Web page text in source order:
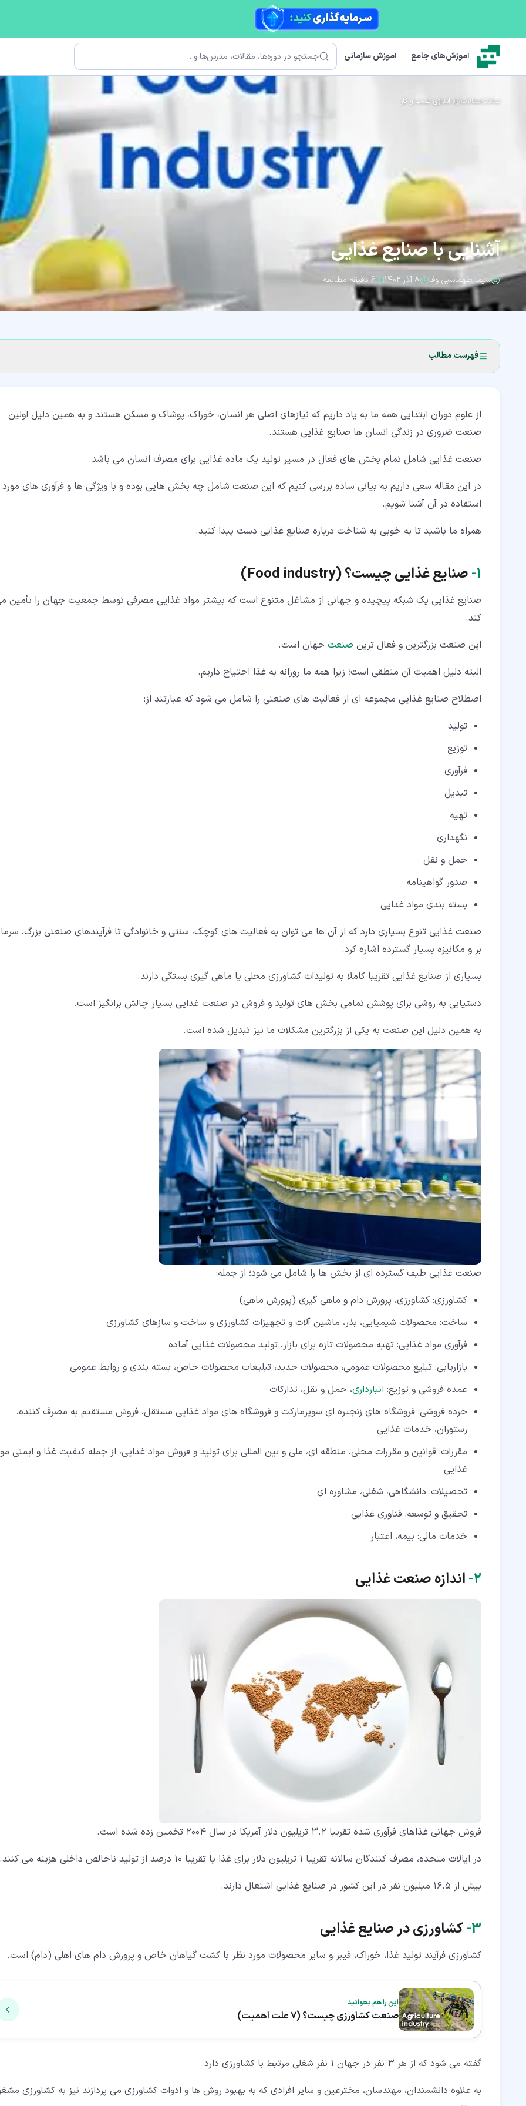
آموزش‌های جامع آموزش سازمانی جستجو
نماتک /مقالات/راه اندازی کسب و کار
آشنایی با صنایع غذایی
سیما طهماسبی وفا ۸ آذر ۱۴۰۲ ۶ دقیقه مطالعه
فهرست مطالب
۲‏- اندازه صنعت غذایی
۴‏- فرآوری مواد غذایی در صنایع غذایی
۴‏-‏۱‏- تولید یک بار مصرف
۴‏-‏۲‏- تولید دسته ای
۴‏-‏۳‏- تولید انبوه
۵‏- فناوری های صنایع غذایی
۶‏- کار و تحصیل در رشته صنایع غذایی
از علوم دوران ابتدایی همه ما به یاد داریم که نیازهای اصلی هر انسان، خوراک، پوشاک و مسکن هستند و به همین دلیل اولین
صنعت ضروری در زندگی انسان ها صنایع غذایی هستند.
صنعت غذایی شامل تمام بخش های فعال در مسیر تولید یک ماده غذایی برای مصرف انسان می باشد.
در این مقاله سعی داریم به بیانی ساده بررسی کنیم که این صنعت شامل چه بخش هایی بوده و با ویژگی ها و فرآوری های مورد
استفاده در آن آشنا شویم.
همراه ما باشید تا به خوبی به شناخت درباره صنایع غذایی دست پیدا کنید.
۱‏- صنایع غذایی چیست؟ (Food industry
)
صنایع غذایی یک شبکه پیچیده و جهانی از مشاغل متنوع است که بیشتر مواد غذایی مصرفی توسط جمعیت جهان را تأمین
کند.
این صنعت بزرگترین و فعال ترین صنعت جهان است.
البته دلیل اهمیت آن منطقی است؛ زیرا همه ما روزانه به غذا احتیاج داریم.
اصطلاح صنایع غذایی مجموعه ای از فعالیت های صنعتی را شامل می شود که عبارتند از:
تولید
توزیع
فرآوری
تبدیل
تهیه
نگهداری
حمل و نقل
صدور گواهینامه
بسته بندی مواد غذایی
صنعت غذایی تنوع بسیاری دارد که از آن ها می توان به فعالیت های کوچک، سنتی و خانوادگی تا فرآیندهای صنعتی بزرگ،
بر و مکانیزه بسیار گسترده اشاره کرد.
بسیاری از صنایع غذایی تقریبا کاملا به تولیدات کشاورزی محلی یا ماهی گیری بستگی دارند.
دستیابی به روشی برای پوشش تمامی بخش های تولید و فروش در صنعت غذایی بسیار چالش برانگیز است.
به همین دلیل این صنعت به یکی از بزرگترین مشکلات ما نیز تبدیل شده است.
صنعت غذایی طیف گسترده ای از بخش ها را شامل می شود؛ از جمله:
کشاورزی: کشاورزی، پرورش دام و ماهی گیری (پرورش ماهی)
ساخت: محصولات شیمیایی، بذر، ماشین آلات و تجهیزات کشاورزی و ساخت و سازهای کشاورزی
فرآوری مواد غذایی: تهیه محصولات تازه برای بازار، تولید محصولات غذایی آماده
بازاریابی: تبلیغ محصولات عمومی، محصولات جدید، تبلیغات محصولات خاص، بسته بندی و روابط عمومی
عمده فروشی و توزیع: انبارداری، حمل و نقل، تدارکات
خرده فروشی: فروشگاه های زنجیره ای سوپرمارکت و فروشگاه های مواد غذایی مستقل، فروش مستقیم به مصرف کننده،
رستوران، خدمات غذایی
مقررات: قوانین و مقررات محلی، منطقه ای، ملی و بین المللی برای تولید و فروش مواد غذایی، از جمله کیفیت غذا و ایمنی
غذایی
تحصیلات: دانشگاهی، شغلی، مشاوره ای
تحقیق و توسعه: فناوری غذایی
خدمات مالی: بیمه، اعتبار
۲‏- اندازه صنعت غذایی
فروش جهانی غذاهای فرآوری شده تقریبا 3.2 تریلیون دلار آمریکا در سال 2004 تخمین زده شده است.
در ایالات متحده، مصرف کنندگان سالانه تقریبا 1 تریلیون دلار برای غذا یا تقریبا 10 درصد از تولید ناخالص داخلی هزینه می کنند.
بیش از 16.5 میلیون نفر در این کشور در صنایع غذایی اشتغال دارند.
۳‏- کشاورزی در صنایع غذایی
کشاورزی فرآیند تولید غذا، خوراک، فیبر و سایر محصولات مورد نظر با کشت گیاهان خاص و پرورش دام های اهلی (دام) است.
این را هم بخوانید
صنعت کشاورزی چیست؟ (7 علت اهمیت)
گفته می شود که از هر ۳ نفر در جهان ۱ نفر شغلی مرتبط با کشاورزی دارد.
به علاوه دانشمندان، مهندسان، مخترعین و سایر افرادی که به بهبود روش ها و ادوات کشاورزی می پردازند نیز به کشاورزی